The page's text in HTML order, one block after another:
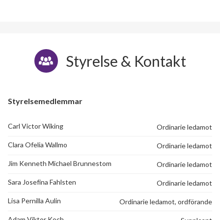
Styrelse & Kontakt
Styrelsemedlemmar
Carl Victor Wiking Ordinarie ledamot
Clara Ofelia Wallmo Ordinarie ledamot
Jim Kenneth Michael Brunnestom Ordinarie ledamot
Sara Josefina Fahlsten Ordinarie ledamot
Lisa Pernilla Aulin Ordinarie ledamot, ordförande